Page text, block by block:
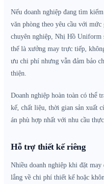
Nếu doanh nghiệp đang tìm
văn phòng theo yêu cầu với
chuyên nghiệp, Nhị Hồ Uniform
thế là xưởng may trực tiếp,
ưu chi phí nhưng vẫn đảm bảo
thiện.
Doanh nghiệp hoàn toàn có thể
kế, chất liệu, thời gian sản xuất
án phù hợp nhất với nhu cầu thực
Hỗ trợ thiết kế riêng
Nhiều doanh nghiệp khi đặt
lắng về chi phí thiết kế hoặc